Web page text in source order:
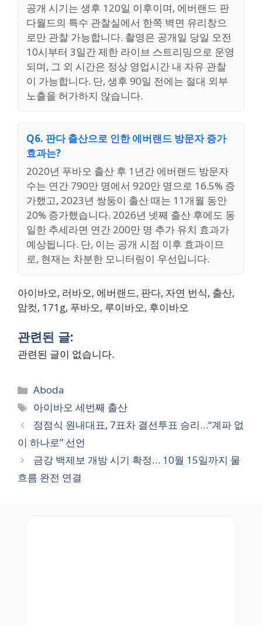
공개 시기는 생후 120일 이후이며, 에버랜드 판
다월드의 특수 관찰실에서 한쪽 벽면 유리창으
로만 관찰 가능합니다. 촬영은 공개일 당일 오전
10시부터 3일간 제한 라이브 스트리밍으로 운영
되며, 그 외 시간은 정상 영업시간 내 자유 관찰
이 가능합니다. 단, 생후 90일 전에는 절대 외부
노출을 허가하지 않습니다.
Q6. 판다 출산으로 인한 에버랜드 방문자 증가
효과는?
2020년 푸바오 출산 후 1년간 에버랜드 방문자
수는 연간 790만 명에서 920만 명으로 16.5% 증
가했고, 2023년 쌍둥이 출산 때는 11개월 동안
20% 증가했습니다. 2026년 넷째 출산 후에도 동
일한 추세라면 연간 200만 명 추가 유치 효과가
예상됩니다. 단, 이는 공개 시점 이후 효과이므
로, 현재는 차분한 모니터링이 우선입니다.
아이바오, 러바오, 에버랜드, 판다, 자연 번식, 출산,
암컷, 171g, 푸바오, 루이바오, 후이바오
관련된 글:
관련된 글이 없습니다.
Categories
Aboda
Tags
아이바오 세번째 출산
정점식 원내대표, 7표차 결선투표 승리…“계파 없
이 하나로” 선언
금강 백제보 개방 시기 확정… 10월 15일까지 물
흐름 완전 연결